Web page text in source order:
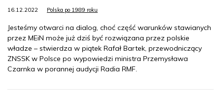
16.12.2022 Polska po 1989 roku
Jesteśmy otwarci na dialog, choć część warunków stawianych
przez MEiN może już dziś być rozwiązana przez polskie
władze – stwierdza w piątek Rafał Bartek, przewodniczący
ZNSSK w Polsce po wypowiedzi ministra Przemysława
Czarnka w porannej audycji Radia RMF.